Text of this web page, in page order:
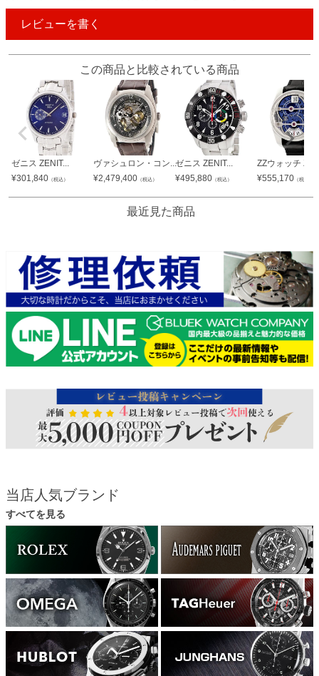
レビューを書く
この商品と比較されている商品
ゼニス ZENIT...
¥301,840 （税込）
ヴァシュロン・コン...
¥2,479,400 （税込）
ゼニス ZENIT...
¥495,880 （税込）
ZZウォッチ ZZ...
¥555,170 （税込）
最近見た商品
当店人気ブランド
すべてを見る